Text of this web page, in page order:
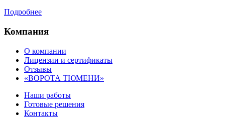
Подробнее
Компания
О компании
Лицензии и сертификаты
Отзывы
«ВОРОТА ТЮМЕНИ»
Наши работы
Готовые решения
Контакты